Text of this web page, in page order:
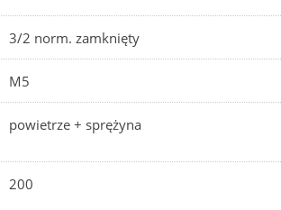
3/2 norm. zamknięty
M5
powietrze + sprężyna
200